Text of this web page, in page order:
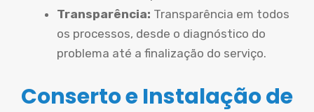
Transparência: Transparência em todos
os processos, desde o diagnóstico do
problema até a finalização do serviço.
Conserto e Instalação de